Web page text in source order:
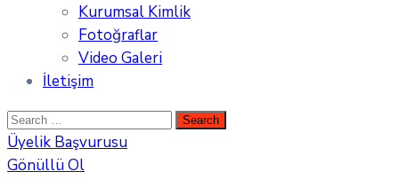
Kurumsal Kimlik
Fotoğraflar
Video Galeri
İletişim
Üyelik Başvurusu
Gönüllü Ol